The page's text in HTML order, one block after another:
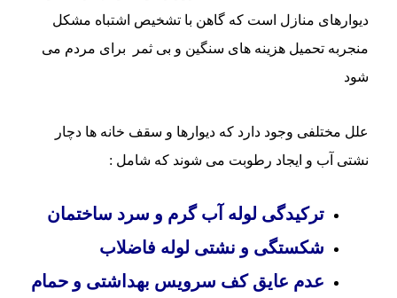
دیوارهای منازل است که گاهن با تشخیص اشتباه مشکل
منجربه تحمیل هزینه های سنگین و بی ثمر برای مردم می
شود
علل مختلفی وجود دارد که دیوارها و سقف خانه ها دچار
نشتی آب و ایجاد رطوبت می شوند که شامل :
ترکیدگی لوله آب گرم و سرد ساختمان
شکستگی و نشتی لوله فاضلاب
عدم عایق کف سرویس بهداشتی و حمام